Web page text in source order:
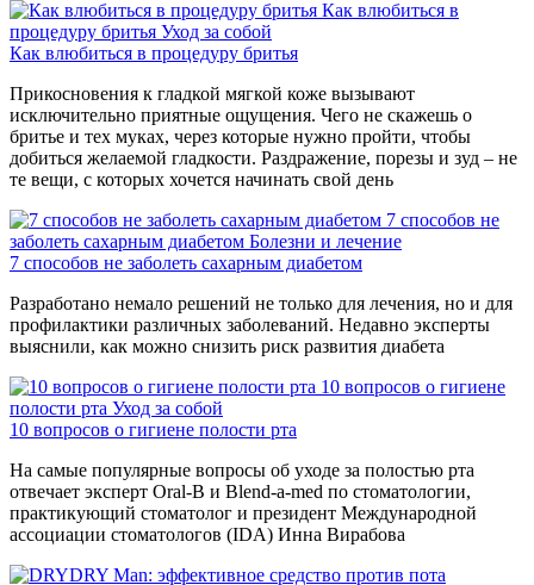
Как влюбиться в
процедуру бритья Уход за собой
Как влюбиться в процедуру бритья
Прикосновения к гладкой мягкой коже вызывают
исключительно приятные ощущения. Чего не скажешь о
бритье и тех муках, через которые нужно пройти, чтобы
добиться желаемой гладкости. Раздражение, порезы и зуд – не
те вещи, с которых хочется начинать свой день
7 способов не
заболеть сахарным диабетом Болезни и лечение
7 способов не заболеть сахарным диабетом
Разработано немало решений не только для лечения, но и для
профилактики различных заболеваний. Недавно эксперты
выяснили, как можно снизить риск развития диабета
10 вопросов о гигиене
полости рта Уход за собой
10 вопросов о гигиене полости рта
На самые популярные вопросы об уходе за полостью рта
отвечает эксперт Oral-B и Blend-a-med по стоматологии,
практикующий стоматолог и президент Международной
ассоциации стоматологов (IDA) Инна Вирабова